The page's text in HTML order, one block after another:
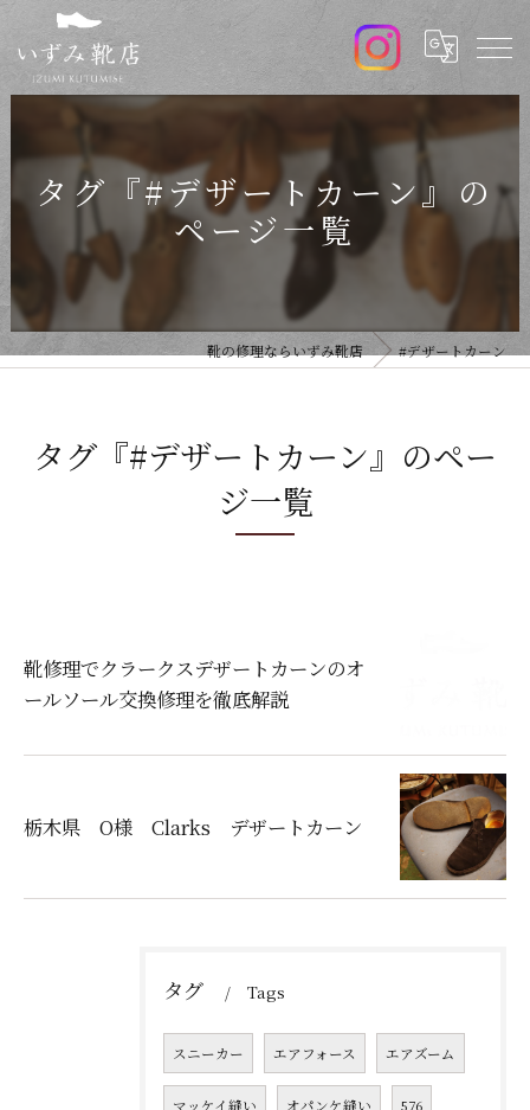
タグ『#デザートカーン』の
ページ一覧
靴の修理ならいずみ靴店 #デザートカーン
タグ『#デザートカーン』のペー
ジ一覧
靴修理でクラークスデザートカーンのオ
ールソール交換修理を徹底解説
栃木県 O様 Clarks デザートカーン
タグ Tags
スニーカー エアフォース エアズーム
マッケイ縫い オパンケ縫い 576